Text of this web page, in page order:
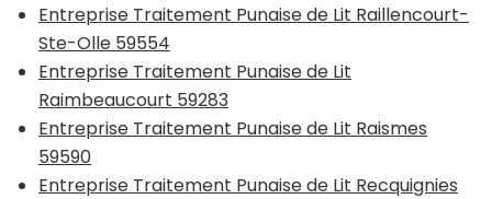
Entreprise Traitement Punaise de Lit Raillencourt-
Ste-Olle 59554
Entreprise Traitement Punaise de Lit
Raimbeaucourt 59283
Entreprise Traitement Punaise de Lit Raismes
59590
Entreprise Traitement Punaise de Lit Recquignies